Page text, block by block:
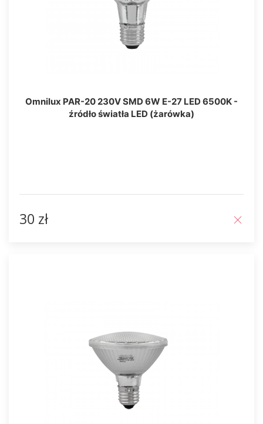
Omnilux PAR-20 230V SMD 6W E-27 LED 6500K -
źródło światła LED (żarówka)
30 zł